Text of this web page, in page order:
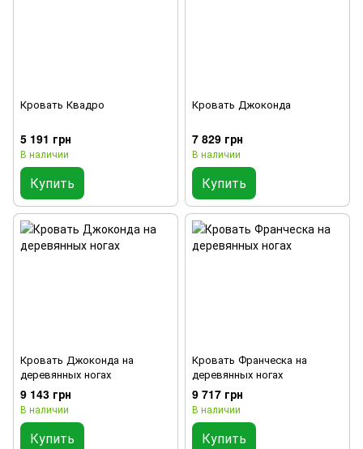
Кровать Квадро
5 191 грн
В наличии
Купить
Кровать Джоконда
7 829 грн
В наличии
Купить
Кровать Джоконда на
деревянных ногах
9 143 грн
В наличии
Купить
Кровать Франческа на
деревянных ногах
9 717 грн
В наличии
Купить